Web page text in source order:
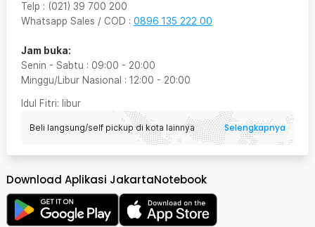
Telp : (021) 39 700 200
Whatsapp Sales / COD : 0896 135 222 00
Jam buka:
Senin - Sabtu : 09:00 - 20:00
Minggu/Libur Nasional : 12:00 - 20:00
Idul Fitri: libur
Beli langsung/self pickup di kota lainnya Selengkapnya
Download Aplikasi JakartaNotebook